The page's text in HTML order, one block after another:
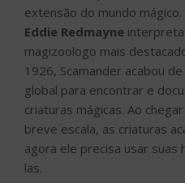
extensão do mundo
Eddie Redmayne
magizoologo mais
1926, Scamander acabou
global para encontrar e
criaturas mágicas. Ao
breve escala, as criaturas
agora ele precisa usar suas
las.